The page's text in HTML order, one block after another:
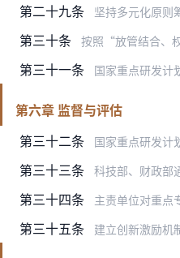
第二十九条
坚持多元化原则筹措资金，在中央财政资金支持的基础上，加
第三十条 按照“放管结合、权责对等”的原则，采取简化预算编制、下放预算
第三十一条 国家重点研发计划通过前补助、后补助、“里程碑”拨款等方式
第六章 监督与评估
第三十二条
国家重点研发计划建立全过程、多层次、嵌入式的监督评估体
第三十三条 科技部、财政部通过对重点专项的关键节点考核、随机抽查等
第三十四条 主责单位对重点专项实施过程和进展进行监督评估，对受委托
第三十五条 建立创新激励机制和责任追究机制。对在专项组织实施过程中